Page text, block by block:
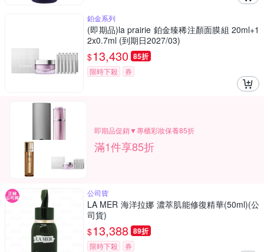
鉑金系列
(即期品)la prairie 鉑金臻稀注顏面膜組 20ml+1
2x0.7ml (到期日2027/03)
$13,430 85折
限時下殺 券
即期品促銷▼專櫃彩妝保養85折
滿1件享85折
公司貨
LA MER 海洋拉娜 濃萃肌能修復精華(50ml)(公
司貨)
$13,388 89折
限時下殺 券